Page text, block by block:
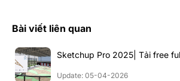
Bài viết liên quan
Sketchup Pro 2025| Tải free
Update: 05-04-2026